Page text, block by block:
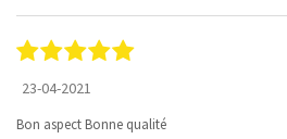
23-04-2021
Bon aspect Bonne qualité